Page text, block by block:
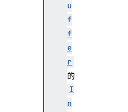
u
f
f
e
r
的
I
n